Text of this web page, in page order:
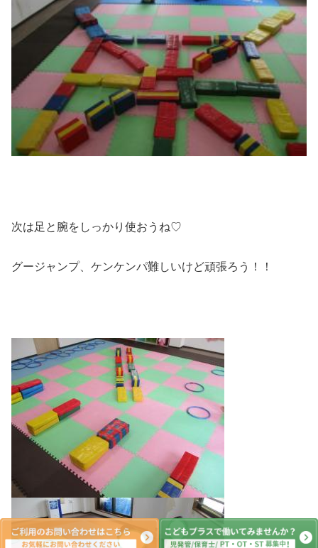
次は足と腕をしっかり使おうね♡
グージャンプ、ケンケンパ難しいけど頑張ろう！！